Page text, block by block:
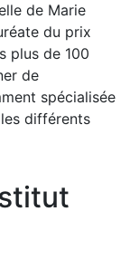
de Marie
du prix
plus de 100
de
spécialisée
différents